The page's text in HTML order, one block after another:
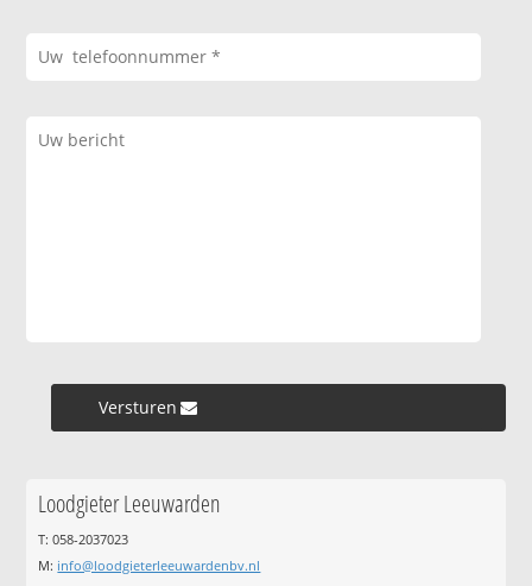
Versturen »
Loodgieter Leeuwarden
T: 058-2037023
M: info@loodgieterleeuwardenbv.nl